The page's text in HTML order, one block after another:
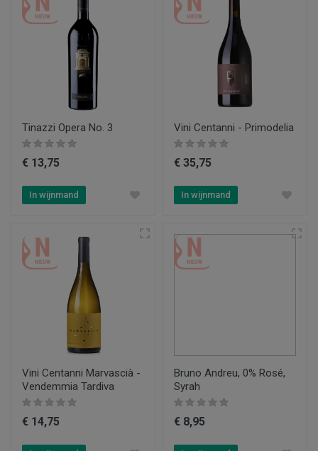
Tinazzi Opera No. 3
€ 13,75
In wijnmand
Vini Centanni - Primodelia
€ 35,75
In wijnmand
Vini Centanni Marvascià -
Vendemmia Tardiva
€ 14,75
Bruno Andreu, 0% Rosé,
Syrah
€ 8,95